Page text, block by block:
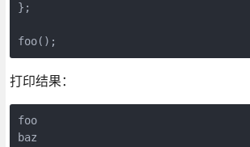
};
打印结果：
foo
baz